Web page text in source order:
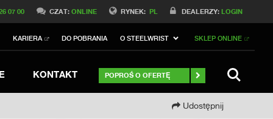
RYNEK: PL DEALERZY: LOGIN
07 00 CZAT:ONLINE
KARIERA DO POBRANIA O STEELWRIST SKLEP ONLINE
KONTAKT POPROŚ O OFERTĘ
Switch to Belgique
Switch to North America
to Germany
Udostępnij